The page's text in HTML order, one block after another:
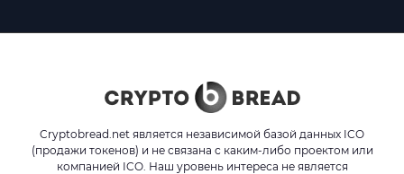
Cryptobread.net является независимой базой данных ICO
(продажи токенов) и не связана с каким-либо проектом или
компанией ICO. Наш уровень интереса не является